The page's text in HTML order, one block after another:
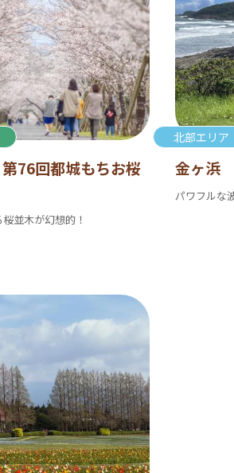
第76回都城もちお桜
並木が幻想的！
北部エリア
金ヶ浜
パワフルな